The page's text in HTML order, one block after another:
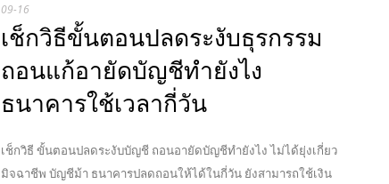
09-16
เช็กวิธีขั้นตอนปลดระงับธุรกรรม
ถอนแก้อายัดบัญชีทำยังไง
ธนาคารใช้เวลากี่วัน
เช็กวิธี ขั้นตอนปลดระงับบัญชี ถอนอายัดบัญชีทำยังไง ไม่ได้ยุ่งเกี่ยว
มิจฉาชีพ บัญชีม้า ธนาคารปลดถอนให้ได้ในกี่วัน ยังสามารถใช้เงิน